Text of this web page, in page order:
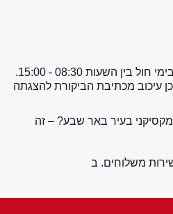
השעות 08:30 - 15:00.
עיכוב מכתיבת הביקורת להצגתה
בעיר באר שבע? – זה
משלוחים. ב